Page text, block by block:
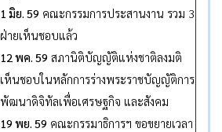
1 มิย. 59 คณะกรรมการประสานงาน รวม 3
ฝ่ายเห็นชอบแล้ว
12 พค. 59 สภานิติบัญญัติแห่งชาติลงมติ
เห็นชอบในหลักการร่างพระราชบัญญัติการ
พัฒนาดิจิทัลเพื่อเศรษฐกิจ และสังคม
19 พย. 59 คณะกรรมาธิการฯ ขอขยายเวลา